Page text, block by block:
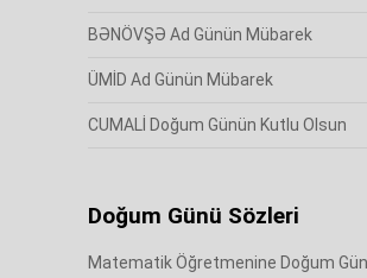
BƏNÖVŞƏ Ad Günün Mübarek
ÜMİD Ad Günün Mübarek
CUMALİ Doğum Günün Kutlu Olsun
Doğum Günü Sözleri
Matematik Öğretmenine Doğum